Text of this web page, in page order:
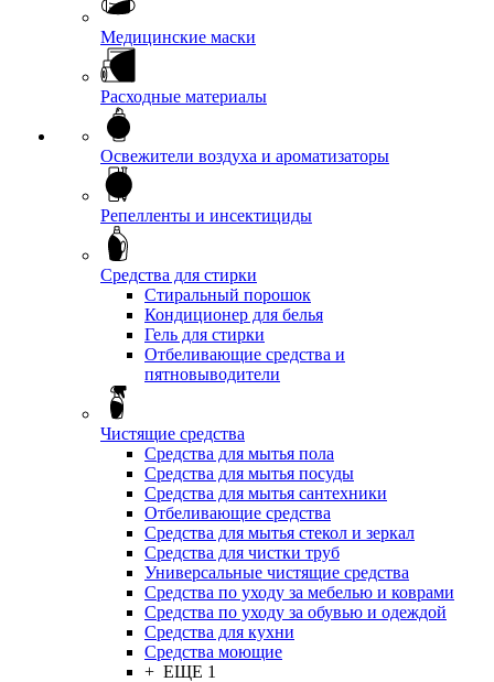
Медицинские маски
Расходные материалы
Освежители воздуха и ароматизаторы
Репелленты и инсектициды
Средства для стирки
Стиральный порошок
Кондиционер для белья
Гель для стирки
Отбеливающие средства и
пятновыводители
Чистящие средства
Средства для мытья пола
Средства для мытья посуды
Средства для мытья сантехники
Отбеливающие средства
Средства для мытья стекол и зеркал
Средства для чистки труб
Универсальные чистящие средства
Средства по уходу за мебелью и коврами
Средства по уходу за обувью и одеждой
Средства для кухни
Средства моющие
+ ЕЩЕ 1